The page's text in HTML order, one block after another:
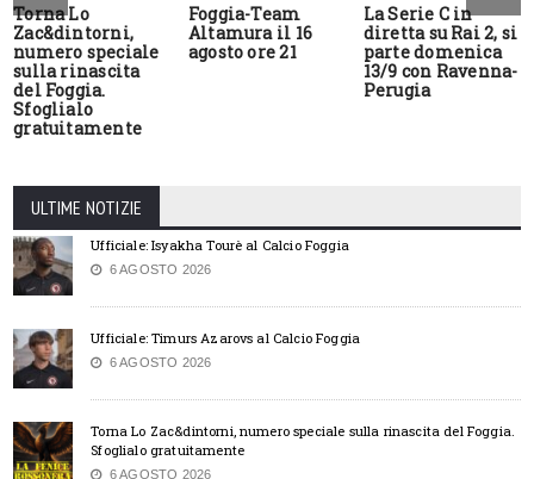
Torna Lo
Zac&dintorni,
numero speciale
sulla rinascita
del Foggia.
Sfoglialo
gratuitamente
Foggia-Team
Altamura il 16
agosto ore 21
La Serie C in
diretta su Rai 2, si
parte domenica
13/9 con Ravenna-
Perugia
ULTIME NOTIZIE
Ufficiale: Isyakha Tourè al Calcio Foggia
6 AGOSTO 2026
Ufficiale: Timurs Azarovs al Calcio Foggia
6 AGOSTO 2026
Torna Lo Zac&dintorni, numero speciale sulla rinascita del Foggia.
Sfoglialo gratuitamente
6 AGOSTO 2026